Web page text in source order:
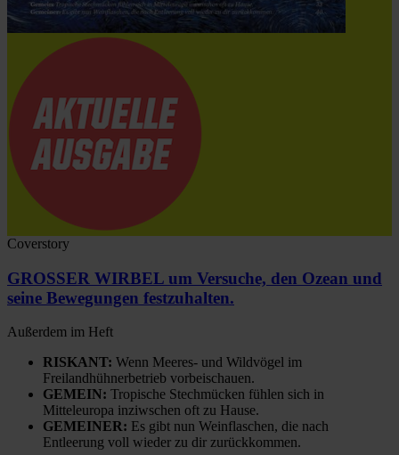
Coverstory
GROSSER WIRBEL um Versuche, den Ozean und
seine Bewegungen festzuhalten.
Außerdem im Heft
RISKANT: Wenn Meeres- und Wildvögel im
Freilandhühnerbetrieb vorbeischauen.
GEMEIN: Tropische Stechmücken fühlen sich in
Mitteleuropa inziwschen oft zu Hause.
GEMEINER: Es gibt nun Weinflaschen, die nach
Entleerung voll wieder zu dir zurückkommen.